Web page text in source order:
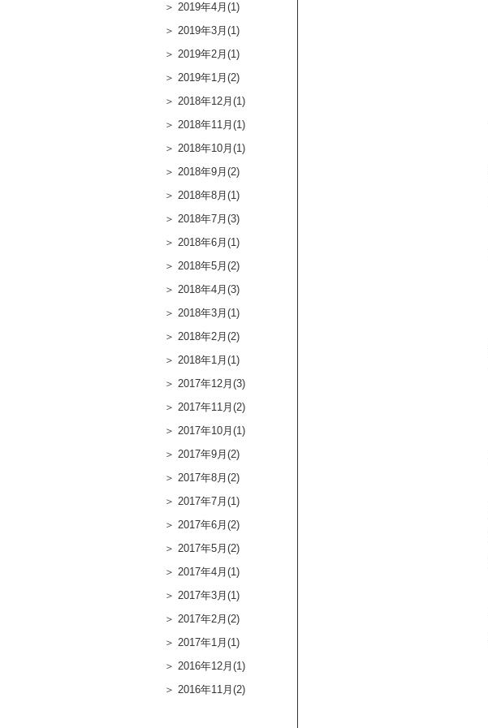
2019年4月(1)
2019年3月(1)
2019年2月(1)
2019年1月(2)
2018年12月(1)
2018年11月(1)
2018年10月(1)
2018年9月(2)
2018年8月(1)
2018年7月(3)
2018年6月(1)
2018年5月(2)
2018年4月(3)
2018年3月(1)
2018年2月(2)
2018年1月(1)
2017年12月(3)
2017年11月(2)
2017年10月(1)
2017年9月(2)
2017年8月(2)
2017年7月(1)
2017年6月(2)
2017年5月(2)
2017年4月(1)
2017年3月(1)
2017年2月(2)
2017年1月(1)
2016年12月(1)
2016年11月(2)